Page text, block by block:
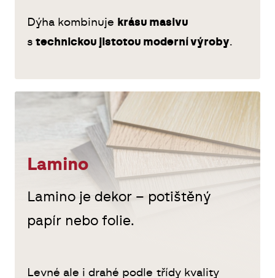
Dýha kombinuje krásu masivu
s technickou jistotou moderní výroby.
Lamino
Lamino je dekor – potištěný
papír nebo folie.
Levné ale i drahé podle třídy kvality